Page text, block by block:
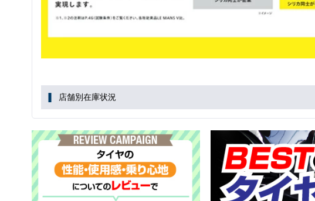
店舗別在庫状況